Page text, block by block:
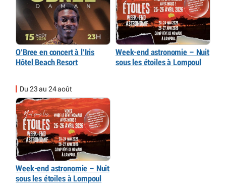
O’Bree en concert à l’Iris
Hôtel Beach Resort
Week-end astronomie – Nuit
sous les étoiles à Lompoul
Du 23 au 24 août
Week-end astronomie – Nuit
sous les étoiles à Lompoul